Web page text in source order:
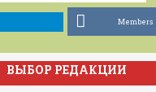
Members
ВЫБОР РЕДАКЦИИ